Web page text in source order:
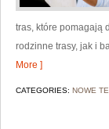
tras, które pomagają
rodzinne trasy, jak i
More ]
CATEGORIES: NOWE